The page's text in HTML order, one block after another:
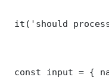
it('should
const input = {